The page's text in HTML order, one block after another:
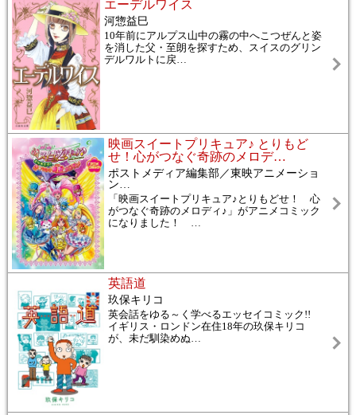
エーデルワイス
河惣益巳
10年前にアルプス山中の霧の中へこつぜんと姿
を消した父・至朗を探すため、スイスのグリン
デルワルトに戻…
映画スイートプリキュア♪ とりもど
せ！心がつなぐ奇跡のメロデ…
ポストメディア編集部／東映アニメーショ
ン…
「映画スイートプリキュア♪とりもどせ！ 心
がつなぐ奇跡のメロディ♪」がアニメコミック
になりました！ …
英語道
玖保キリコ
英会話をゆる～く学べるエッセイコミック!!
イギリス・ロンドン在住18年の玖保キリコ
が、未だ馴染めぬ…